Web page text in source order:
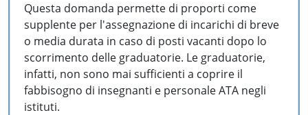
Questa domanda permette di proporti come
supplente per l'assegnazione di incarichi di breve
o media durata in caso di posti vacanti dopo lo
scorrimento delle graduatorie. Le graduatorie,
infatti, non sono mai sufficienti a coprire il
fabbisogno di insegnanti e personale ATA negli
istituti.